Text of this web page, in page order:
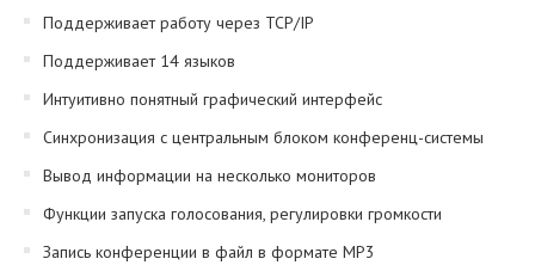
Поддерживает работу через TCP/IP
Поддерживает 14 языков
Интуитивно понятный графический интерфейс
Синхронизация с центральным блоком конференц-системы
Вывод информации на несколько мониторов
Функции запуска голосования, регулировки громкости
Запись конференции в файл в формате MP3